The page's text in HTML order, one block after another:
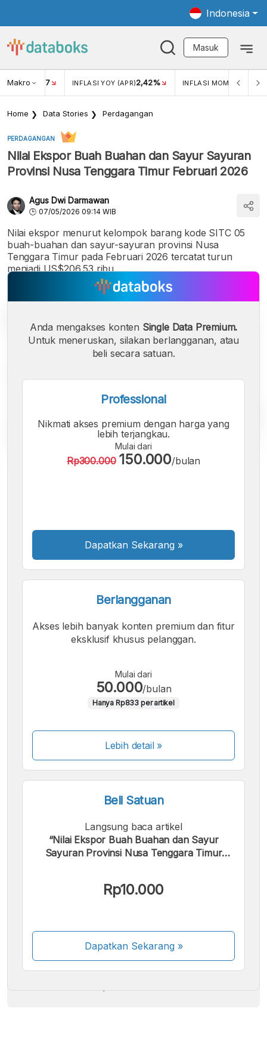
Indonesia
Masuk
Makro
USD/IDR 17 INFLASI YOY (APR)2,42% INFLASI MOM (MAR)
Home Data Stories Perdagangan
PERDAGANGAN
Nilai Ekspor Buah Buahan dan Sayur Sayuran
Provinsi Nusa Tenggara Timur Februari 2026
Agus Dwi Darmawan
07/05/2026 09:14 WIB
Nilai ekspor menurut kelompok barang kode SITC 05
buah-buahan dan sayur-sayuran provinsi Nusa
Tenggara Timur pada Februari 2026 tercatat turun
menjadi US$206,53 ribu .
A A A
Anda mengakses konten Single Data Premium.
Untuk meneruskan, silakan berlangganan, atau
beli secara satuan.
Professional
Nikmati akses premium dengan harga yang
lebih terjangkau.
Mulai dari
Rp300.000 150.000/bulan
Dapatkan Sekarang »
Berlangganan
Akses lebih banyak konten premium dan fitur
eksklusif khusus pelanggan.
Mulai dari
50.000/bulan
Hanya Rp833 per artikel
Lebih detail »
Beli Satuan
Langsung baca artikel
“Nilai Ekspor Buah Buahan dan Sayur
Sayuran Provinsi Nusa Tenggara Timur
Rp10.000
Dapatkan Sekarang»
Kami menerima pembayaran berikut:
Beberapa metode pembayaran masih dalam